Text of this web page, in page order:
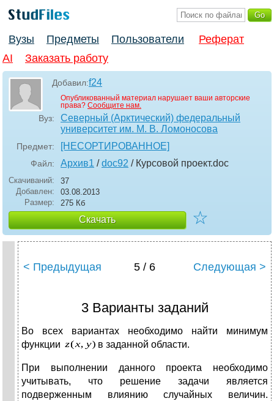
Вузы Предметы Пользователи
Реферат
AI
Заказать работу
Добавил:f24
Опубликованный материал нарушает ваши авторские
права? Сообщите нам.
Вуз:
Северный (Арктический) федеральный
университет им. М. В. Ломоносова
Предмет: [НЕСОРТИРОВАННОЕ]
Файл: Архив1 /doc92 / Курсовой проект.doc
Скачиваний:
37
Добавлен:
03.08.2013
Размер:
275 Кб
Скачать ☆
< Предыдущая 5 / 6 Следующая >
3 Варианты заданий
Во всех вариантах необходимо найти минимум
функции
в заданной области.
При выполнении данного проекта необходимо
учитывать, что решение задачи является
подверженным влиянию случайных величин.